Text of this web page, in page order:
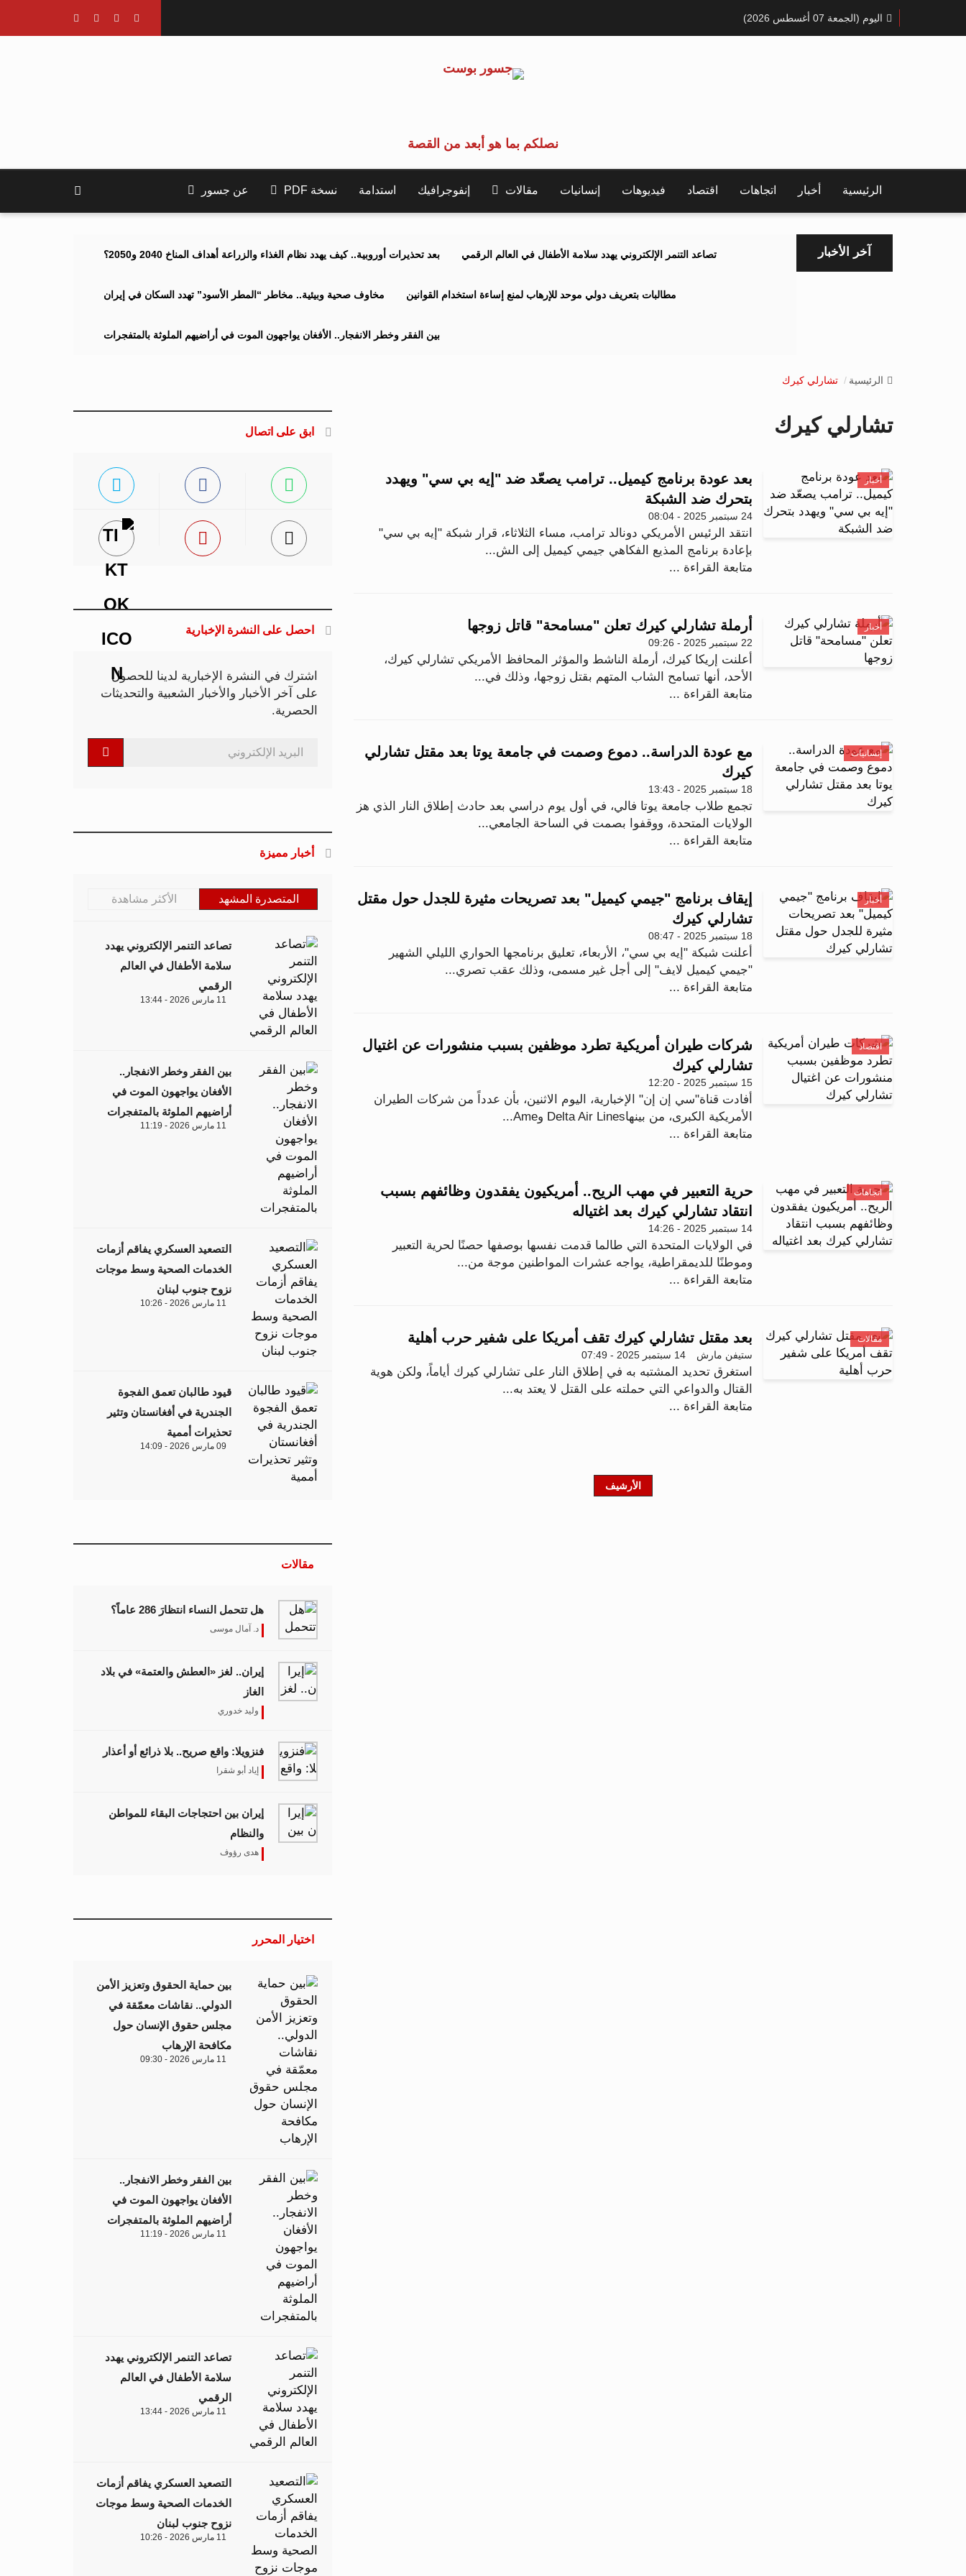
اليوم (الجمعة 07 أغسطس 2026)
نصلكم بما هو أبعد من القصة
الرئيسية أخبار اتجاهات اقتصاد فيديوهات إنسانيات مقالات إنفوجرافيك استدامة نسخة PDF عن جسور
آخر الأخبار بعد تحذيرات أوروبية.. كيف يهدد نظام الغذاء والزراعة أهداف المناخ 2040 و2050؟ تصاعد التنمر الإلكتروني يهدد سلامة الأطفال في العالم الرقمي
مخاوف صحية وبيئية.. مخاطر “المطر الأسود” تهدد السكان في إيران مطالبات بتعريف دولي موحد للإرهاب لمنع إساءة استخدام القوانين
بين الفقر وخطر الانفجار.. الأفغان يواجهون الموت في أراضيهم الملوثة بالمتفجرات
الرئيسية تشارلي كيرك
تشارلي كيرك
أخبار
بعد عودة برنامج كيميل.. ترامب يصعّد ضد "إيه بي سي" ويهدد
بتحرك ضد الشبكة
24 سبتمبر 2025 - 08:04
انتقد الرئيس الأمريكي دونالد ترامب، مساء الثلاثاء، قرار شبكة "إيه بي سي"
بإعادة برنامج المذيع الفكاهي جيمي كيميل إلى الش...
متابعة القراءة ...
أخبار أرملة تشارلي كيرك تعلن "مسامحة" قاتل زوجها
22 سبتمبر 2025 - 09:26
أعلنت إريكا كيرك، أرملة الناشط والمؤثر المحافظ الأمريكي تشارلي كيرك،
الأحد، أنها تسامح الشاب المتهم بقتل زوجها، وذلك في...
متابعة القراءة ...
إنسانيات
مع عودة الدراسة.. دموع وصمت في جامعة يوتا بعد مقتل تشارلي
كيرك
18 سبتمبر 2025 - 13:43
تجمع طلاب جامعة يوتا فالي، في أول يوم دراسي بعد حادث إطلاق النار الذي هز
الولايات المتحدة، ووقفوا بصمت في الساحة الجامعي...
متابعة القراءة ...
أخبار
إيقاف برنامج "جيمي كيميل" بعد تصريحات مثيرة للجدل حول مقتل
تشارلي كيرك
18 سبتمبر 2025 - 08:47
أعلنت شبكة "إيه بي سي"، الأربعاء، تعليق برنامجها الحواري الليلي الشهير
"جيمي كيميل لايف" إلى أجل غير مسمى، وذلك عقب تصري...
متابعة القراءة ...
اقتصاد
شركات طيران أمريكية تطرد موظفين بسبب منشورات عن اغتيال
تشارلي كيرك
15 سبتمبر 2025 - 12:20
أفادت قناة"سي إن إن" الإخبارية، اليوم الاثنين، بأن عدداً من شركات الطيران
الأمريكية الكبرى، من بينهاDelta Air Lines وAme...
متابعة القراءة ...
اتجاهات
حرية التعبير في مهب الريح.. أمريكيون يفقدون وظائفهم بسبب
انتقاد تشارلي كيرك بعد اغتياله
14 سبتمبر 2025 - 14:26
في الولايات المتحدة التي طالما قدمت نفسها بوصفها حصنًا لحرية التعبير
وموطنًا للديمقراطية، يواجه عشرات المواطنين موجة من...
متابعة القراءة ...
مقالات بعد مقتل تشارلي كيرك تقف أمريكا على شفير حرب أهلية
ستيفن مارش 14 سبتمبر 2025 - 07:49
استغرق تحديد المشتبه به في إطلاق النار على تشارلي كيرك أياماً، ولكن هوية
القتال والدواعي التي حملته على القتل لا يعتد به...
متابعة القراءة ...
الأرشيف
ابق على اتصال
احصل على النشرة الإخبارية
اشترك في النشرة الإخبارية لدينا للحصول
على آخر الأخبار والأخبار الشعبية والتحديثات
الحصرية.
أخبار مميزة
المتصدرة المشهد الأكثر مشاهدة
تصاعد التنمر الإلكتروني يهدد
سلامة الأطفال في العالم
الرقمي
11 مارس 2026 - 13:44
بين الفقر وخطر الانفجار..
الأفغان يواجهون الموت في
أراضيهم الملوثة بالمتفجرات
11 مارس 2026 - 11:19
التصعيد العسكري يفاقم أزمات
الخدمات الصحية وسط موجات
نزوح جنوب لبنان
11 مارس 2026 - 10:26
قيود طالبان تعمق الفجوة
الجندرية في أفغانستان وتثير
تحذيرات أممية
09 مارس 2026 - 14:09
مقالات
هل تتحمل النساء انتظارَ 286 عاماً؟
د. آمال موسى
إيران.. لغز «العطش والعتمة» في بلاد
الغاز
وليد خدوري
فنزويلا: واقع صريح.. بلا ذرائع أو أعذار
إياد أبو شقرا
إيران بين احتجاجات البقاء للمواطن
والنظام
هدى رؤوف
اختيار المحرر
بين حماية الحقوق وتعزيز الأمن
الدولي.. نقاشات معمّقة في
مجلس حقوق الإنسان حول
مكافحة الإرهاب
11 مارس 2026 - 09:30
بين الفقر وخطر الانفجار..
الأفغان يواجهون الموت في
أراضيهم الملوثة بالمتفجرات
11 مارس 2026 - 11:19
تصاعد التنمر الإلكتروني يهدد
سلامة الأطفال في العالم
الرقمي
11 مارس 2026 - 13:44
التصعيد العسكري يفاقم أزمات
الخدمات الصحية وسط موجات
نزوح جنوب لبنان
11 مارس 2026 - 10:26